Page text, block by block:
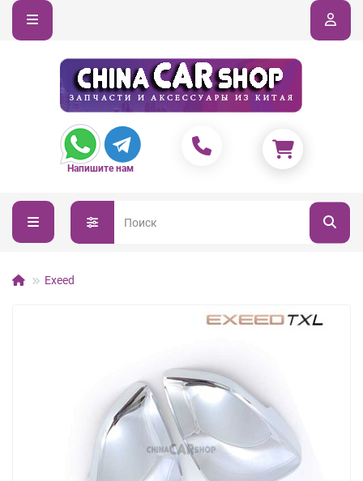
Напишите нам
Exeed